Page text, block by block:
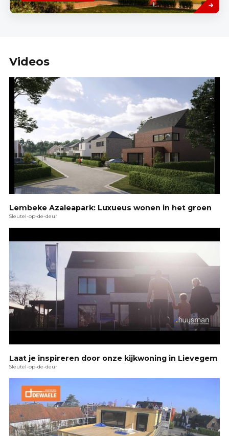
Videos
Lembeke Azaleapark: Luxueus wonen in het groen
Sleutel-op-de-deur
Laat je inspireren door onze kijkwoning in Lievegem
Sleutel-op-de-deur